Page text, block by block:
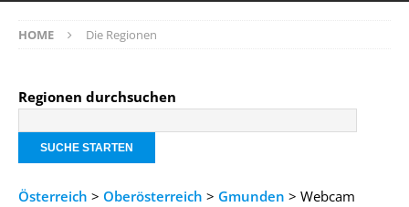
HOME Die Regionen
Regionen durchsuchen
Österreich > Oberösterreich > Gmunden > Webcam